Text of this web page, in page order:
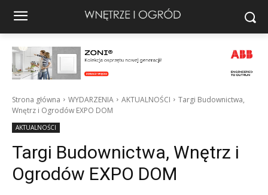
Strona główna WYDARZENIA AKTUALNOŚCI
Targi Budownictwa,
Wnętrz i Ogrodów EXPO DOM
AKTUALNOŚCI
Targi Budownictwa, Wnętrz i
Ogrodów EXPO DOM